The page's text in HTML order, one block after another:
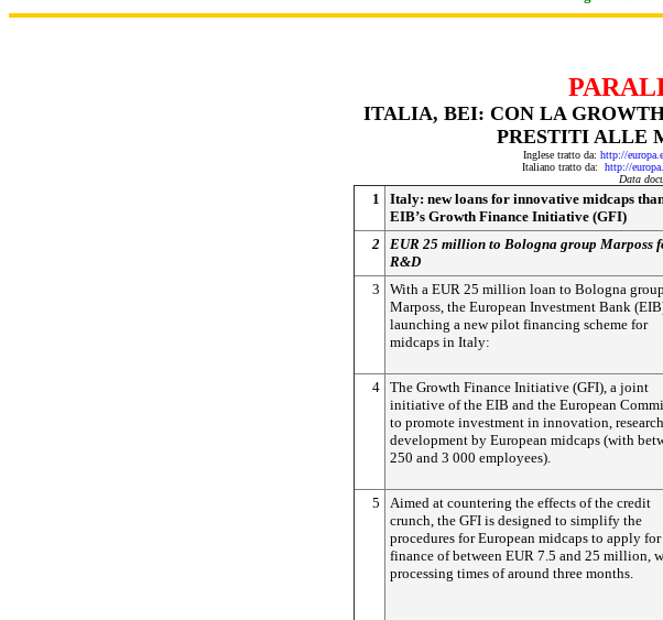
ITALIA, BEI: CON LA
PRESTITI ALLE
Inglese tratto da: http://
Italiano tratto da: http://
Data
1
Italy: new loans for innovative midcaps
EIB’s Growth Finance Initiative (GFI)
2 EUR 25 million to Bologna group Marposs
R&D
3
With a EUR 25 million loan to Bologna group
Marposs, the European Investment Bank
launching a new pilot financing scheme for
midcaps in Italy:
4 The Growth Finance Initiative (GFI), a joint
initiative of the EIB and the European
to promote investment in innovation,
development by European midcaps (with
250 and 3 000 employees).
5
Aimed at countering the effects of the credit
crunch, the GFI is designed to simplify the
procedures for European midcaps to apply for
finance of between EUR 7.5 and 25 million,
processing times of around three months.